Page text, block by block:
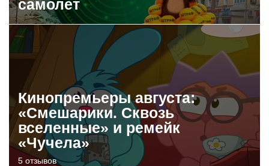
самолет
Кинопремьеры августа:
«Смешарики. Сквозь
вселенные» и ремейк
«Чучела»
5 отзывов